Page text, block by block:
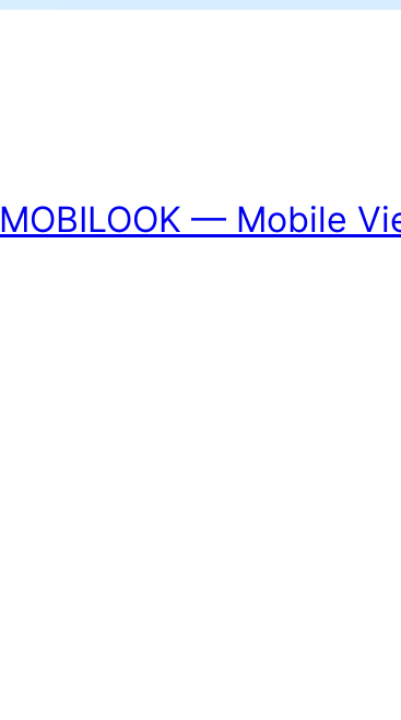
MOBILOOK — Mobile